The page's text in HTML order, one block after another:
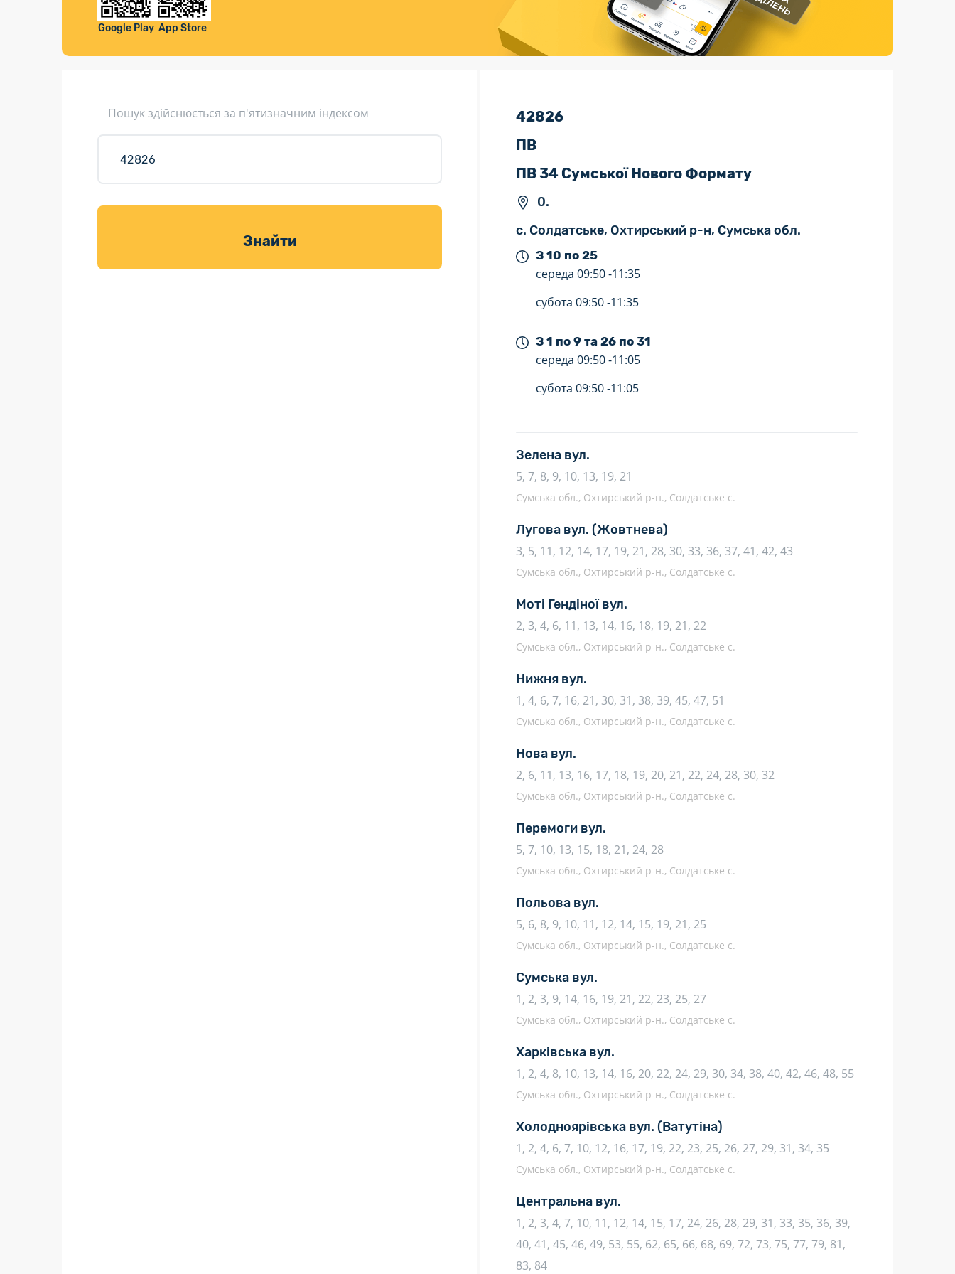
Листи та листівки
Доставка товарів для саду
Валютно-обмінні операції
Страхові послуги
Каталог «Укрпошта Маркет»
Google Play App Store
Пошук здійснюється за п'ятизначним індексом
Знайти
42826
ПВ
ПВ 34 Сумської Нового Формату
0.
с. Солдатське, Охтирський р-н, Сумська обл.
З 10 по 25
середа 09:50 -11:35
субота 09:50 -11:35
З 1 по 9 та 26 по 31
середа 09:50 -11:05
субота 09:50 -11:05
Зелена вул.
5, 7, 8, 9, 10, 13, 19, 21
Сумська обл., Охтирський р-н., Солдатське с.
Лугова вул. (Жовтнева)
3, 5, 11, 12, 14, 17, 19, 21, 28, 30, 33, 36, 37, 41, 42, 43
Сумська обл., Охтирський р-н., Солдатське с.
Моті Гендіної вул.
2, 3, 4, 6, 11, 13, 14, 16, 18, 19, 21, 22
Сумська обл., Охтирський р-н., Солдатське с.
Нижня вул.
1, 4, 6, 7, 16, 21, 30, 31, 38, 39, 45, 47, 51
Сумська обл., Охтирський р-н., Солдатське с.
Нова вул.
2, 6, 11, 13, 16, 17, 18, 19, 20, 21, 22, 24, 28, 30, 32
Сумська обл., Охтирський р-н., Солдатське с.
Перемоги вул.
5, 7, 10, 13, 15, 18, 21, 24, 28
Сумська обл., Охтирський р-н., Солдатське с.
Польова вул.
5, 6, 8, 9, 10, 11, 12, 14, 15, 19, 21, 25
Сумська обл., Охтирський р-н., Солдатське с.
Сумська вул.
1, 2, 3, 9, 14, 16, 19, 21, 22, 23, 25, 27
Сумська обл., Охтирський р-н., Солдатське с.
Харківська вул.
1, 2, 4, 8, 10, 13, 14, 16, 20, 22, 24, 29, 30, 34, 38, 40, 42, 46, 48, 55
Сумська обл., Охтирський р-н., Солдатське с.
Холодноярівська вул. (Ватутіна)
1, 2, 4, 6, 7, 10, 12, 16, 17, 19, 22, 23, 25, 26, 27, 29, 31, 34, 35
Сумська обл., Охтирський р-н., Солдатське с.
Центральна вул.
1, 2, 3, 4, 7, 10, 11, 12, 14, 15, 17, 24, 26, 28, 29, 31, 33, 35, 36, 39,
40, 41, 45, 46, 49, 53, 55, 62, 65, 66, 68, 69, 72, 73, 75, 77, 79, 81,
83, 84